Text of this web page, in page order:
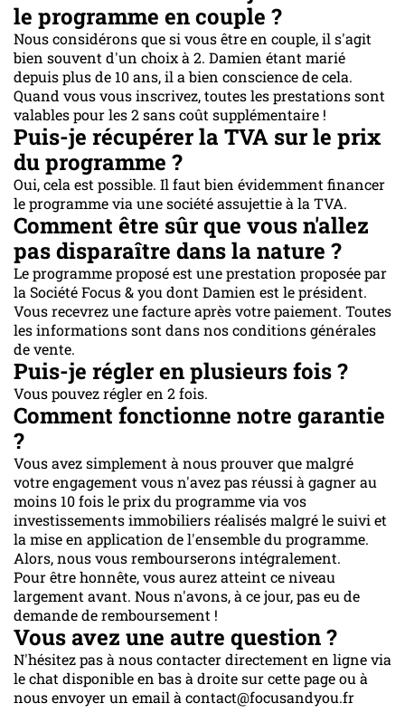
le programme en couple ?
Nous considérons que si vous être en couple, il s'agit
bien souvent d'un choix à 2. Damien étant marié
depuis plus de 10 ans, il a bien conscience de cela.
Quand vous vous inscrivez, toutes les prestations sont
valables pour les 2 sans coût supplémentaire !
Puis-je récupérer la TVA sur le prix
du programme ?
Oui, cela est possible. Il faut bien évidemment financer
le programme via une société assujettie à la TVA.
Comment être sûr que vous n'allez
pas disparaître dans la nature ?
Le programme proposé est une prestation proposée par
la Société Focus & you dont Damien est le président.
Vous recevrez une facture après votre paiement. Toutes
les informations sont dans nos conditions générales
de vente.
Puis-je régler en plusieurs fois ?
Vous pouvez régler en 2 fois.
Comment fonctionne notre garantie
?
Vous avez simplement à nous prouver que malgré
votre engagement vous n'avez pas réussi à gagner au
moins 10 fois le prix du programme via vos
investissements immobiliers réalisés malgré le suivi et
la mise en application de l'ensemble du programme.
Alors, nous vous rembourserons intégralement.
Pour être honnête, vous aurez atteint ce niveau
largement avant. Nous n'avons, à ce jour, pas eu de
demande de remboursement !
Vous avez une autre question ?
N'hésitez pas à nous contacter directement en ligne via
le chat disponible en bas à droite sur cette page ou à
nous envoyer un email à contact@focusandyou.fr